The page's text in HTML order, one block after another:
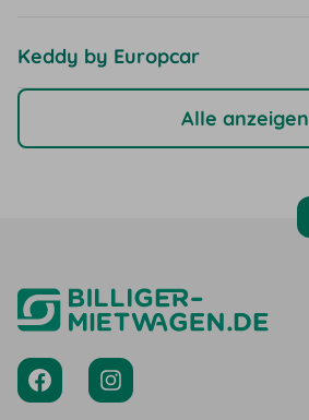
Keddy by Europcar
Alle anzeigen